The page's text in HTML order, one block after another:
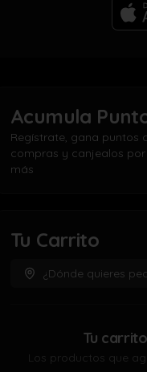
Acumula
Regístrate, gana puntos
compras y canjealos
más
Tu Carrito
¿Dónde quieres
Tu
Los productos que